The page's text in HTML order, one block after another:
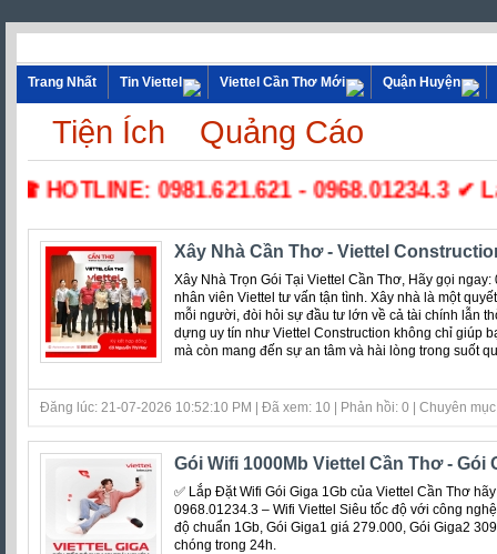
Trang Nhất Tin Viettel Viettel Cần Thơ Mới Quận Huyện
Tiện Ích Quảng Cáo
HOTLINE: 0981.621.621 - 0968.01234.3 ✔
Xây Nhà Cần Thơ - Viettel
Xây Nhà Trọn Gói Tại Viettel Cần Thơ, Hãy gọi
nhân viên Viettel tư vấn tận tình. Xây nhà là một
mỗi người, đòi hỏi sự đầu tư lớn về cả tài chính lẫn
dựng uy tín như Viettel Construction không chỉ giúp
mà còn mang đến sự an tâm và hài lòng trong suốt
Đăng lúc: 21-07-2026 10:52:10 PM | Đã xem: 10 | Phản hồi: 0 | Chuyên
Gói Wifi 1000Mb Viettel Cần Thơ - Gói
✅ Lắp Đặt Wifi Gói Giga 1Gb của Viettel Cần Thơ
0968.01234.3 – Wifi Viettel Siêu tốc độ với công
độ chuẩn 1Gb, Gói Giga1 giá 279.000, Gói Giga2
chóng trong 24h.